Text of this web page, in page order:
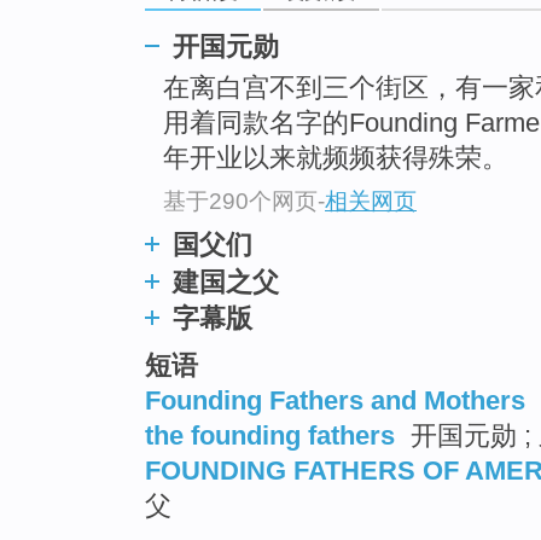
开国元勋
在离白宫不到三个街区，有一家
用着同款名字的Founding
年开业以来就频频获得殊荣。
基于290个网页-相关网页
国父们
建国之父
字幕版
短语
Founding Fathers and Mothers
the founding fathers 开国元勋 ;
FOUNDING FATHERS OF
父